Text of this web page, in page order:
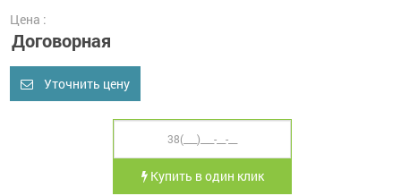
Цена :
Договорная
Уточнить цену
Купить в один клик